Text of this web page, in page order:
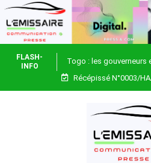
FLASH-
INFO
Togo : les gouverneurs
Récépissé N°0003/